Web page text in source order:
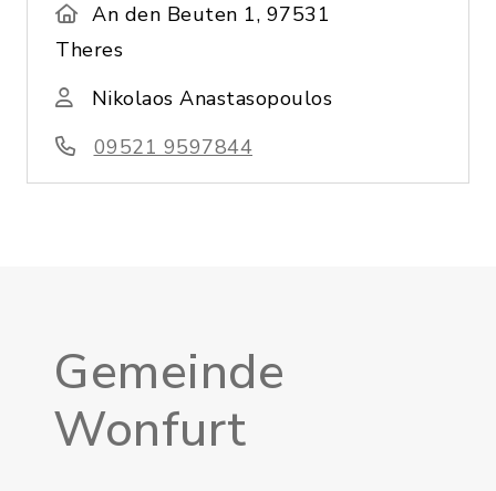
An den Beuten 1, 97531
Theres
Nikolaos Anastasopoulos
09521 9597844
Gemeinde
Wonfurt